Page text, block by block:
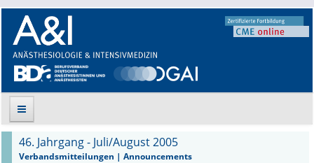
Suche
46. Jahrgang - Juli/August 2005
Verbandsmitteilungen | Announcements